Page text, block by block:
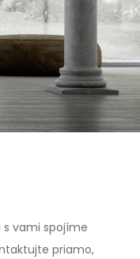
vami spojíme
priamo,